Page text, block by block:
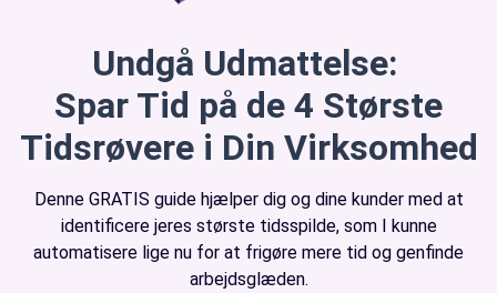
Undgå Udmattelse:
Spar Tid på de 4 Største
Tidsrøvere i Din Virksomhed
Denne GRATIS guide hjælper dig og dine kunder med at
identificere jeres største tidsspilde, som I kunne
automatisere lige nu for at frigøre mere tid og genfinde
arbejdsglæden.